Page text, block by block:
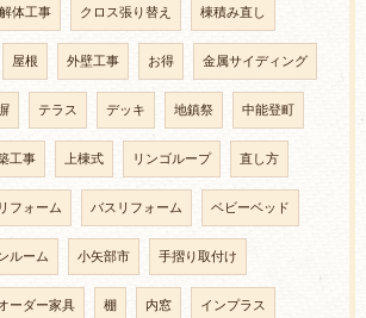
解体工事 クロス張り替え 棟積み直し
屋根 外壁工事 お得 金属サイディング
テラス デッキ 地鎮祭 中能登町
工事 上棟式 リンゴループ 直し方
フォーム バスリフォーム ベビーベッド
ルーム 小矢部市 手摺り取付け
ーダー家具 棚 内窓 インプラス